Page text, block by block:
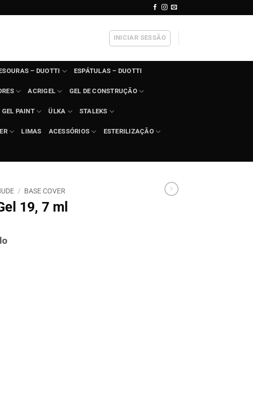
INICIAR SESSÃO
– DUOTTI ESPÁTULAS – DUOTTI
ACRIGEL GEL DE CONSTRUÇÃO
GEL PAINT ÜLKA STALEKS
LIMAS ACESSÓRIOS ESTERILIZAÇÃO
/ BASE COVER
19, 7 ml